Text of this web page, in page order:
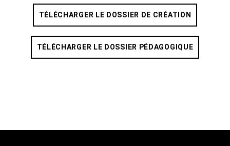
TÉLÉCHARGER LE DOSSIER DE CRÉATION
TÉLÉCHARGER LE DOSSIER PÉDAGOGIQUE